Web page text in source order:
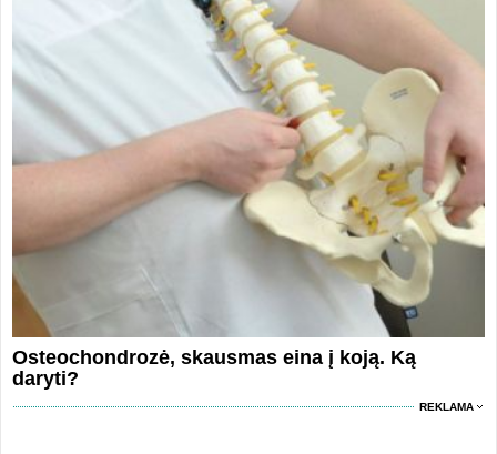
Osteochondrozė, skausmas eina į koją. Ką
daryti?
REKLAMA